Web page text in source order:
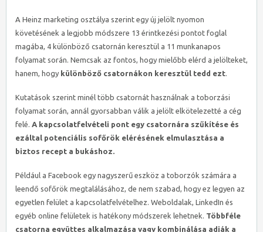
A Heinz marketing osztálya szerint egy új jelölt nyomon
követésének a legjobb módszere 13 érintkezési pontot foglal
magába, 4 különböző csatornán keresztül a 11 munkanapos
folyamat során. Nemcsak az fontos, hogy mielőbb elérd a jelölteket,
hanem, hogy különböző csatornákon keresztül tedd ezt.
Kutatások szerint minél több csatornát használnak a toborzási
folyamat során, annál gyorsabban válik a jelölt elkötelezetté a cég
felé. A kapcsolatfelvételi pont egy csatornára szűkítése és
ezáltal potenciális sofőrök elérésének elmulasztása a
biztos recept a bukáshoz.
Például a Facebook egy nagyszerű eszköz a toborzók számára a
leendő sofőrök megtalálásához, de nem szabad, hogy ez legyen az
egyetlen felület a kapcsolatfelvételhez. Weboldalak, LinkedIn és
egyéb online felületek is hatékony módszerek lehetnek. Többféle
csatorna együttes alkalmazása vagy kombinálása adják a